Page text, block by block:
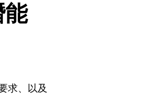
求、以及